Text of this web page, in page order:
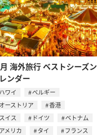
海外旅行 ベストシーズン
ンダー
ハワイ
ベルギー
オーストリア
香港
スイス
ドイツ
ベトナム
アメリカ
タイ
フランス